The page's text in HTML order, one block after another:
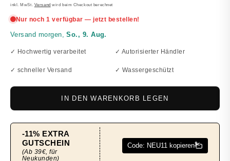
PREIS
inkl. MwSt. Versand wird beim Checkout berechnet
✓ Hochwertig verarbeitet ✓ Autorisierter Händler
✓ schneller Versand ✓ Wassergeschützt
IN DEN WARENKORB LEGEN